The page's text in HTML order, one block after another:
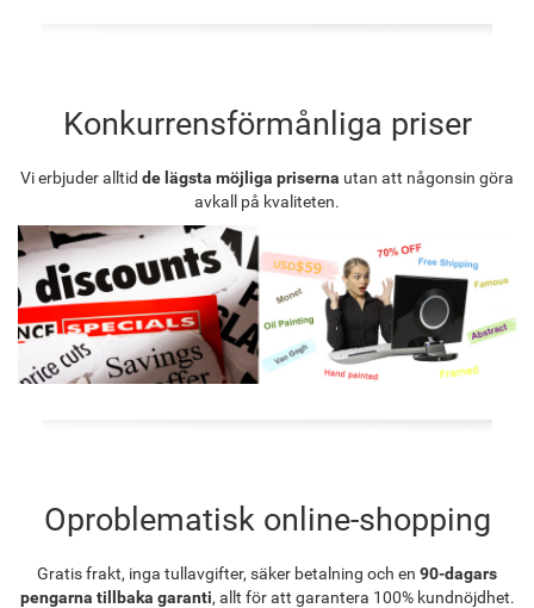
Konkurrensförmånliga priser
Vi erbjuder alltid de lägsta möjliga priserna utan att någonsin göra
avkall på kvaliteten.
Oproblematisk online-shopping
Gratis frakt, inga tullavgifter, säker betalning och en 90-dagars
pengarna tillbaka garanti, allt för att garantera 100% kundnöjdhet.